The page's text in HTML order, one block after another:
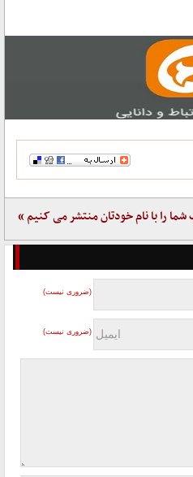
را با نام خودتان منتشر می کنیم »
(ضروری نیست)
(ضروری نیست)